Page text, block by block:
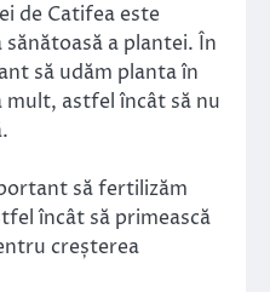
de Catifea este
a plantei. În
să udăm planta în
astfel încât să nu
să fertilizăm
încât să primească
creșterea